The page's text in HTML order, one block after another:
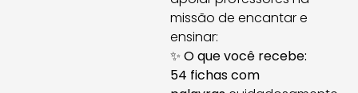
missão de encantar e
ensinar:
✨ O que você recebe:
54 fichas com